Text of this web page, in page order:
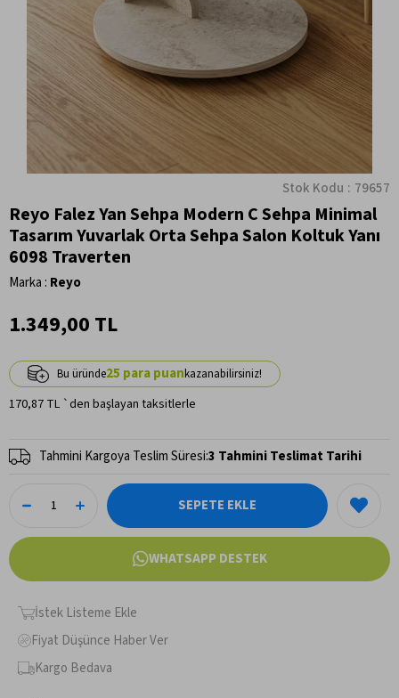
Stok Kodu 79657
Reyo Falez Yan Sehpa Modern C Sehpa Minimal
Tasarım Yuvarlak Orta Sehpa Salon Koltuk Yanı
6098 Traverten
Marka : Reyo
1.349,00 TL
25
170,87 TL `den başlayan taksitlerle
Tahmini Kargoya Teslim Süresi:3 Tahmini Teslimat Tarihi
WHATSAPP DESTEK
İstek Listeme Ekle
Fiyat Düşünce Haber Ver
Kargo Bedava